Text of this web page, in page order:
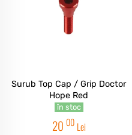
Surub Top Cap / Grip Doctor
Hope Red
în stoc
20 00 Lei